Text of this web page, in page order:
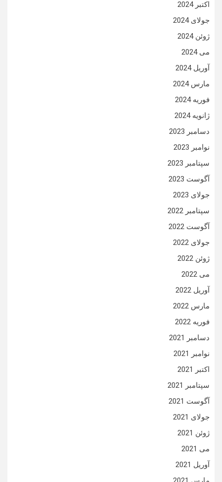
اکتبر 2024
جولای 2024
ژوئن 2024
می 2024
آوریل 2024
مارس 2024
فوریه 2024
ژانویه 2024
دسامبر 2023
نوامبر 2023
سپتامبر 2023
آگوست 2023
جولای 2023
سپتامبر 2022
آگوست 2022
جولای 2022
ژوئن 2022
می 2022
آوریل 2022
مارس 2022
فوریه 2022
دسامبر 2021
نوامبر 2021
اکتبر 2021
سپتامبر 2021
آگوست 2021
جولای 2021
ژوئن 2021
می 2021
آوریل 2021